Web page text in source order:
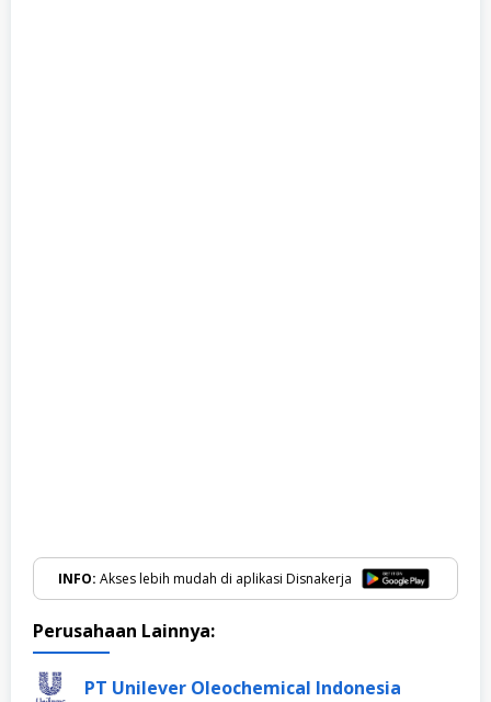
INFO: Akses lebih mudah di aplikasi Disnakerja
Perusahaan Lainnya:
PT Unilever Oleochemical Indonesia